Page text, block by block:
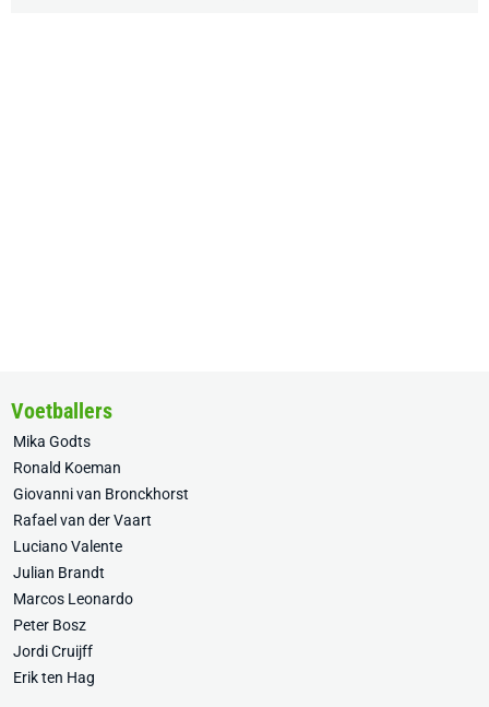
Voetballers
Mika Godts
Ronald Koeman
Giovanni van Bronckhorst
Rafael van der Vaart
Luciano Valente
Julian Brandt
Marcos Leonardo
Peter Bosz
Jordi Cruijff
Erik ten Hag